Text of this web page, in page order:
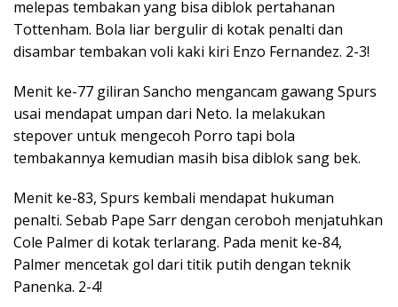
melepas tembakan yang bisa diblok pertahanan
Tottenham. Bola liar bergulir di kotak penalti dan
disambar tembakan voli kaki kiri Enzo Fernandez. 2-3!
Menit ke-77 giliran Sancho mengancam gawang Spurs
usai mendapat umpan dari Neto. Ia melakukan
stepover untuk mengecoh Porro tapi bola
tembakannya kemudian masih bisa diblok sang bek.
Menit ke-83, Spurs kembali mendapat hukuman
penalti. Sebab Pape Sarr dengan ceroboh menjatuhkan
Cole Palmer di kotak terlarang. Pada menit ke-84,
Palmer mencetak gol dari titik putih dengan teknik
Panenka. 2-4!